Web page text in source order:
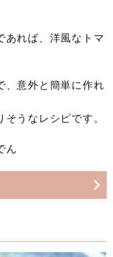
あれば、洋風なトマ
、意外と簡単に作れ
うなレシピです。
ん